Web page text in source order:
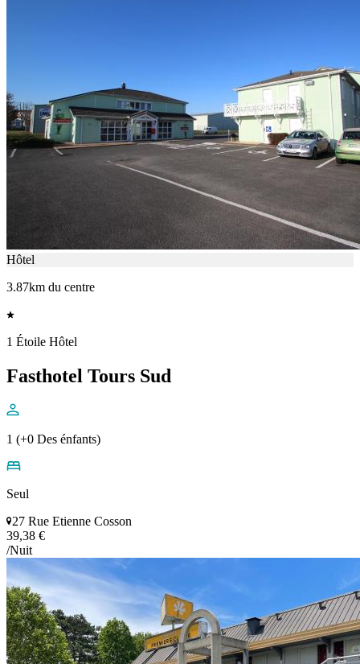
Hôtel
3.87km du centre
1 Étoile Hôtel
Fasthotel Tours Sud
1 (+0 Des énfants)
Seul
27 Rue Etienne Cosson
39,38 €
/Nuit